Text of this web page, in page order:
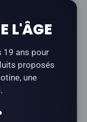
L'ÂGE
19 ans pour
proposés
une